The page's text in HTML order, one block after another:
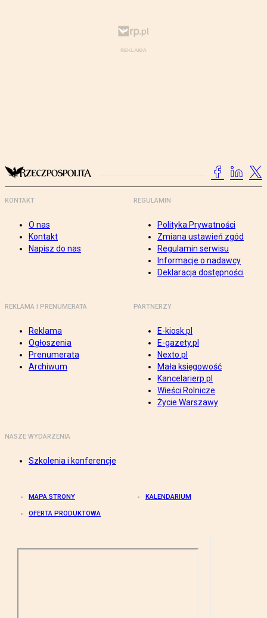
KONTAKT
O nas
Kontakt
Napisz do nas
REGULAMIN
Polityka Prywatności
Zmiana ustawień zgód
Regulamin serwisu
Informacje o nadawcy
Deklaracja dostępności
REKLAMA I PRENUMERATA
Reklama
Ogłoszenia
Prenumerata
Archiwum
PARTNERZY
E-kiosk.pl
E-gazety.pl
Nexto.pl
Mała księgowość
Kancelarierp.pl
Wieści Rolnicze
Życie Warszawy
NASZE WYDARZENIA
Szkolenia i konferencje
MAPA STRONY KALENDARIUM
OFERTA PRODUKTOWA